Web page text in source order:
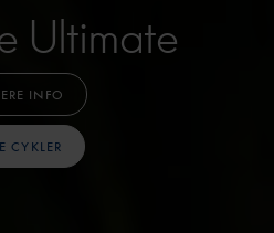
Ultimate
INFO
CYKLER